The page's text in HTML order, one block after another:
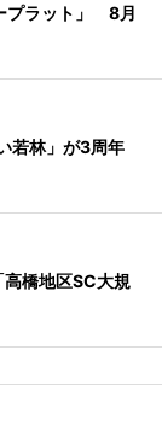
プラット」 8月
若林」が3周年
橋地区SC大規